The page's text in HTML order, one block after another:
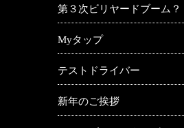
第３次ビリヤードブーム？
Myタップ
テストドライバー
新年のご挨拶